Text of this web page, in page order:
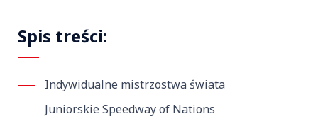
Spis treści:
Indywidualne mistrzostwa świata
Juniorskie Speedway of Nations